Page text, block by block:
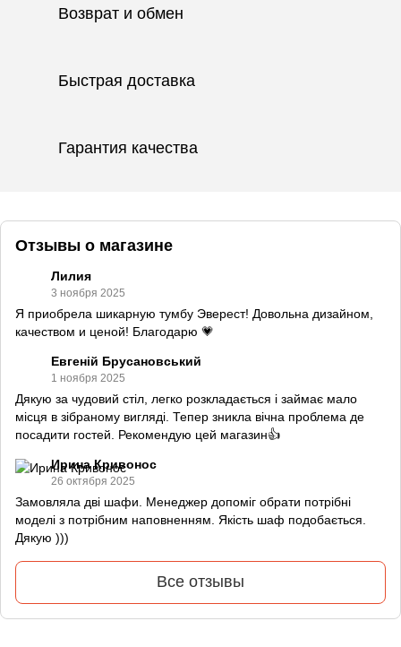
Возврат и обмен
Быстрая доставка
Гарантия качества
Отзывы о магазине
Лилия
3 ноября 2025
Я приобрела шикарную тумбу Эверест! Довольна дизайном,
качеством и ценой! Благодарю 💗
Евгеній Брусановський
1 ноября 2025
Дякую за чудовий стіл, легко розкладається і займає мало
місця в зібраному вигляді. Тепер зникла вічна проблема де
посадити гостей. Рекомендую цей магазин👍
Ирина Кривонос
26 октября 2025
Замовляла дві шафи. Менеджер допоміг обрати потрібні
моделі з потрібним наповненням. Якість шаф подобається.
Дякую )))
Все отзывы